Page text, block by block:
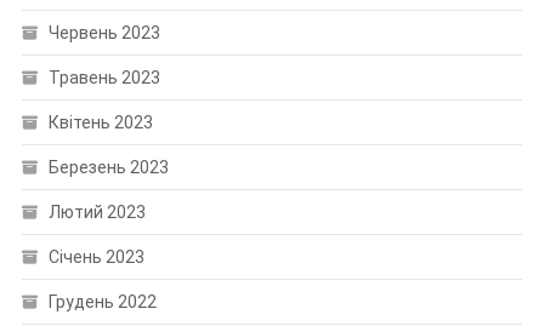
Червень 2023
Травень 2023
Квітень 2023
Березень 2023
Лютий 2023
Січень 2023
Грудень 2022